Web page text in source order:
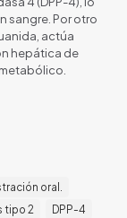
sangre. Por otro
actúa
hepática de
oral.
tipo 2
DPP-4